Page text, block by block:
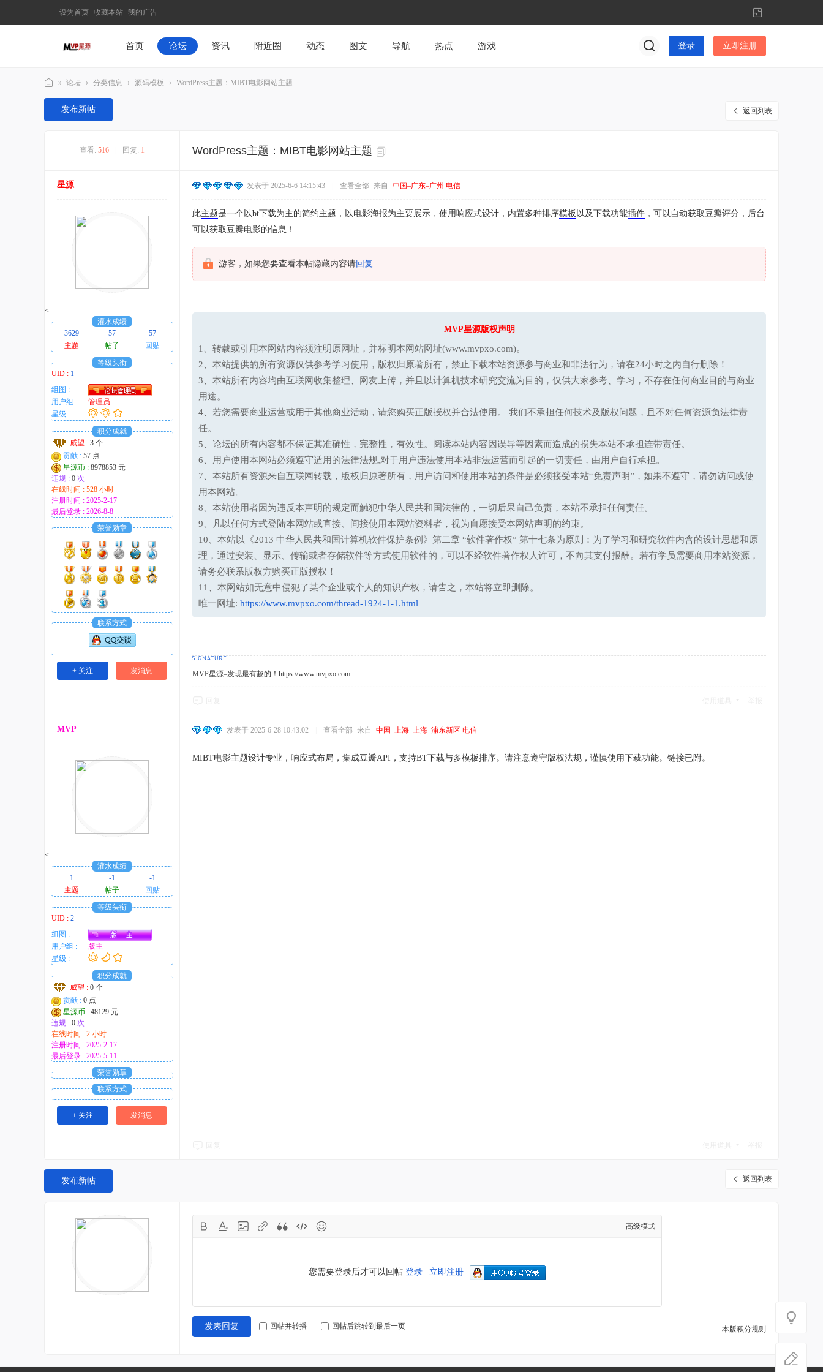
设为首页 收藏本站 我的广告
切
换
到
窄
首页 论坛 资讯 附近圈 动态 图文 导航 热点 游戏 登录 立即注册
M
！
» 论坛 › 分类信息 › 源码模板 › WordPress主题：MIBT电影网站主题
返回列表
发布新帖
查看: 516 回复: 1 WordPress主题：MIBT电影网站主题
星源
<
灌水成绩
3629
57
57
主题
帖子
回贴
等级头衔
UID : 1
组图 :
用户组 :
管理员
星级 :
积分成就
威望 : 3 个
贡献 : 57 点
星源币 : 8978853 元
违规 : 0 次
在线时间 : 528 小时
注册时间 : 2025-2-17
最后登录 : 2026-8-8
荣誉勋章
联系方式
+ 关注 发消息
发表于 2025-6-6 14:15:43 查看全部 来自 中国–广东–广州 电信
此主题是一个以bt下载为主的简约主题，以电影海报为主要展示，使用响应式设计，内置多种排序模板 以及下载功能插件 ，可以自动获取豆瓣评分，后台
可以获取豆瓣电影的信息！
游客，如果您要查看本帖隐藏内容请回复
MVP星源版权声明
1、转载或引用本网站内容须注明原网址，并标明本网站网址(www.mvpxo.com)。
2、本站提供的所有资源仅供参考学习使用，版权归原著所有，禁止下载本站资源参与商业和非法行为，请在24小时之内自行删除！
3、本站所有内容均由互联网收集整理、网友上传，并且以计算机技术研究交流为目的，仅供大家参考、学习，不存在任何商业目的与商业
用途。
4、若您需要商业运营或用于其他商业活动，请您购买正版授权并合法使用。 我们不承担任何技术及版权问题，且不对任何资源负法律责
任。
5、论坛的所有内容都不保证其准确性，完整性，有效性。阅读本站内容因误导等因素而造成的损失本站不承担连带责任。
6、用户使用本网站必须遵守适用的法律法规,对于用户违法使用本站非法运营而引起的一切责任，由用户自行承担。
7、本站所有资源来自互联网转载，版权归原著所有，用户访问和使用本站的条件是必须接受本站“免责声明”，如果不遵守，请勿访问或使
用本网站。
8、本站使用者因为违反本声明的规定而触犯中华人民共和国法律的，一切后果自己负责，本站不承担任何责任。
9、凡以任何方式登陆本网站或直接、间接使用本网站资料者，视为自愿接受本网站声明的约束。
10、本站以《2013 中华人民共和国计算机软件保护条例》第二章 “软件著作权” 第十七条为原则：为了学习和研究软件内含的设计思想和原
理，通过安装、显示、传输或者存储软件等方式使用软件的，可以不经软件著作权人许可，不向其支付报酬。若有学员需要商用本站资源，
请务必联系版权方购买正版授权！
11、本网站如无意中侵犯了某个企业或个人的知识产权，请告之，本站将立即删除。
唯一网址: https://www.mvpxo.com/thread-1924-1-1.html
MVP星源–发现最有趣的！https://www.mvpxo.com
MVP
<
灌水成绩
1
-1
-1
主题
帖子
回贴
等级头衔
UID : 2
组图 :
用户组 :
版主
星级 :
积分成就
威望 : 0 个
贡献 : 0 点
星源币 : 48129 元
违规 : 0 次
在线时间 : 2 小时
注册时间 : 2025-2-17
最后登录 : 2025-5-11
荣誉勋章
联系方式
+ 关注 发消息
发表于 2025-6-28 10:43:02 查看全部 来自 中国–上海–上海–浦东新区 电信
MIBT电影主题设计专业，响应式布局，集成豆瓣API，支持BT下载与多模板排序。请注意遵守版权法规，谨慎使用下载功能。链接已附。
返回列表
发布新帖
高级模式
您需要登录后才可以回帖 登录 立即注册
本版积分规则
发表回复 回帖并转播 回帖后跳转到最后一页